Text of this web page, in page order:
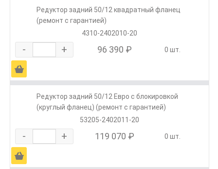
Редуктор задний 50/12 квадратный фланец
(ремонт с гарантией)
4310-2402010-20
- + 96 390 ₽ 0 шт.
Ä
Редуктор задний 50/12 Евро с блокировкой
(круглый фланец) (ремонт с гарантией)
53205-2402011-20
- + 119 070 ₽ 0 шт.
Ä